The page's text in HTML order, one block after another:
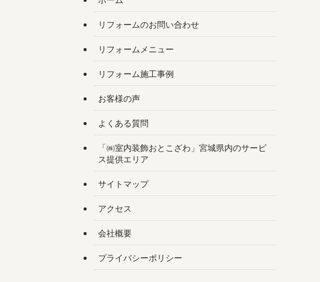
リフォームのお問い合わせ
リフォームメニュー
リフォーム施工事例
お客様の声
よくある質問
「㈱室内装飾おとこざわ」宮城県内のサービ
ス提供エリア
サイトマップ
アクセス
会社概要
プライバシーポリシー